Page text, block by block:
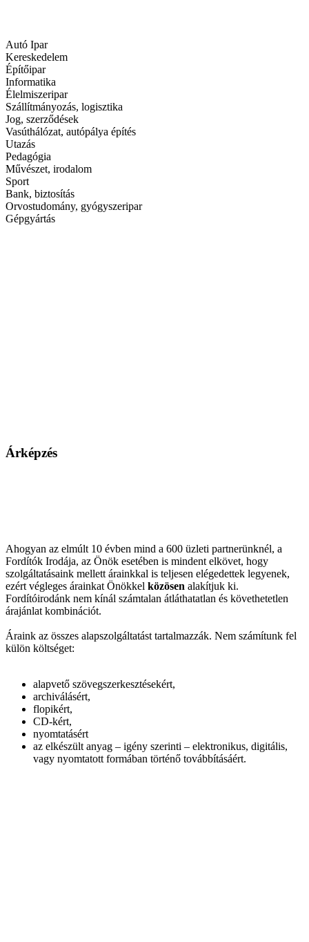
Autó Ipar
Kereskedelem
Építőipar
Informatika
Élelmiszeripar
Szállítmányozás, logisztika
Jog, szerződések
Vasúthálózat, autópálya építés
Utazás
Pedagógia
Művészet, irodalom
Sport
Bank, biztosítás
Orvostudomány, gyógyszeripar
Gépgyártás
Árképzés
Ahogyan az elmúlt 10 évben mind a 600 üzleti partnerünknél, a
Fordítók Irodája, az Önök esetében is mindent elkövet, hogy
szolgáltatásaink mellett árainkkal is teljesen elégedettek legyenek,
ezért végleges árainkat Önökkel közösen alakítjuk ki.
Fordítóirodánk nem kínál számtalan átláthatatlan és követhetetlen
árajánlat kombinációt.
Áraink az összes alapszolgáltatást tartalmazzák. Nem számítunk fel
külön költséget:
alapvető szövegszerkesztésekért,
archiválásért,
flopikért,
CD-kért,
nyomtatásért
az elkészült anyag – igény szerinti – elektronikus, digitális,
vagy nyomtatott formában történő továbbításáért.